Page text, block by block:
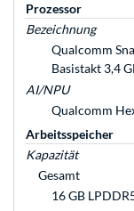
Prozessor
Bezeichnung
Qualcomm
Basistakt 3,4
AI/NPU
Qualcomm
Arbeitsspeicher
Kapazität
Gesamt
16 GB